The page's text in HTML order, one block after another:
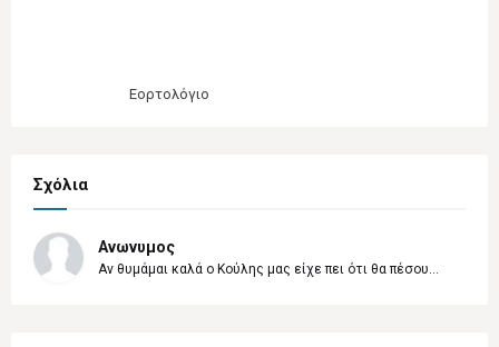
Εορτολόγιο
Σχόλια
Ανωνυμος
Αν θυμάμαι καλά ο Κούλης μας είχε πει ότι θα πέσου...